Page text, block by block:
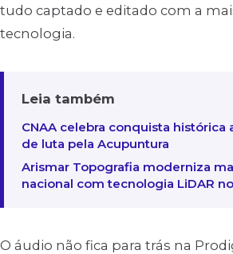
tudo captado e editado com a
tecnologia.
Leia também
CNAA celebra conquista histórica
de luta pela Acupuntura
Arismar Topografia moderniza
nacional com tecnologia LiDAR
O áudio não fica para trás na